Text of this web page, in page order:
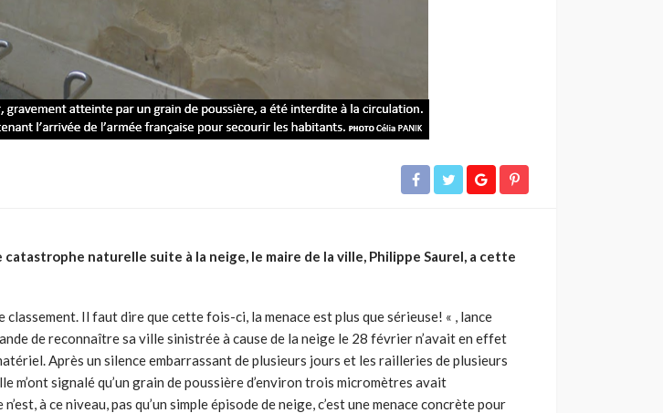
naturelle suite à la neige, le maire de la ville, Philippe Saurel, a cette
Il faut dire que cette fois-ci, la menace est plus que sérieuse! « , lance
de reconnaître sa ville sinistrée à cause de la neige le 28 février n’avait en effet
Après un silence embarrassant de plusieurs jours et les railleries de plusieurs
m’ont signalé qu’un grain de poussière d’environ trois micromètres avait
à ce niveau, pas qu’un simple épisode de neige, c’est une menace concrète pour